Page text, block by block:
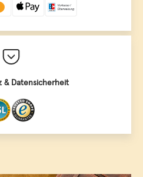
& Datensicherheit